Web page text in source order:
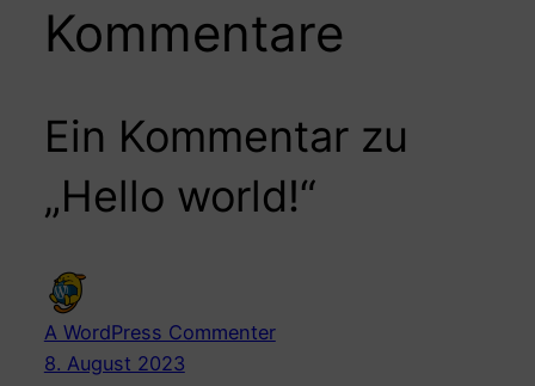
Kommentare
Ein Kommentar zu
„Hello world!“
A WordPress Commenter
8. August 2023